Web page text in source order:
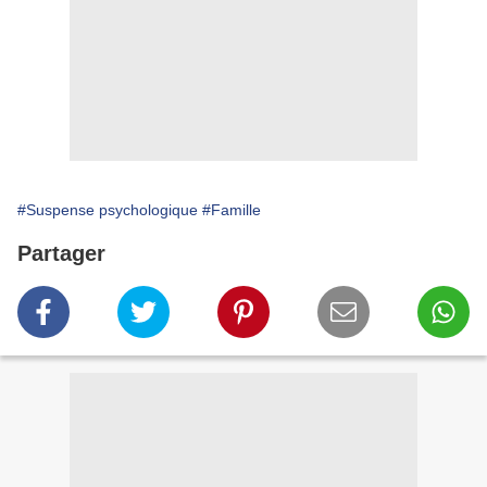
#Suspense psychologique #Famille
Partager